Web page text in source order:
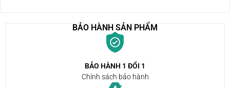
BẢO HÀNH SẢN PHẨM
BẢO HÀNH 1 ĐỔI 1
Chính sách bảo hành